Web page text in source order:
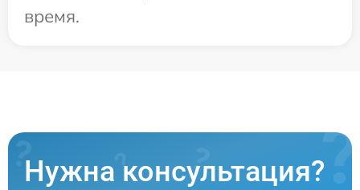
время.
Нужна консультация?